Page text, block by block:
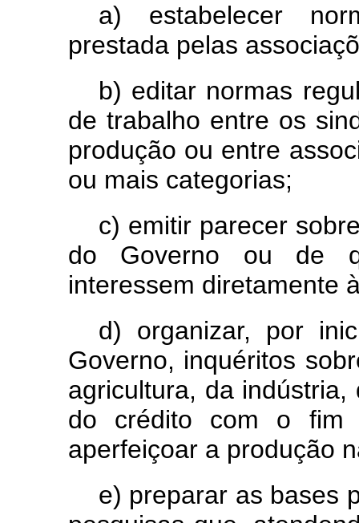
a) estabelecer
prestada pelas
b) editar normas
de trabalho entre os
produção ou entre
ou mais categorias;
c) emitir parecer
do Governo ou de
interessem diretamente
d) organizar, por
Governo, inquéritos
agricultura, da
do crédito com o fim
aperfeiçoar a produção
e) preparar as bases